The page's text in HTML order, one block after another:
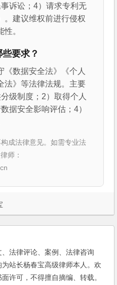
诉讼；4）请求专利无
。建议维权前进行侵权
。
要求？
《数据安全法》《个人
法》等法律法规。主要
级制度；2）取得个人
据安全影响评估；4）
成法律意见。如需专业法
师：
法律评论、案例、法律咨询
站长杨春宝高级律师本人。欢
许可，不得擅自摘编、转载。